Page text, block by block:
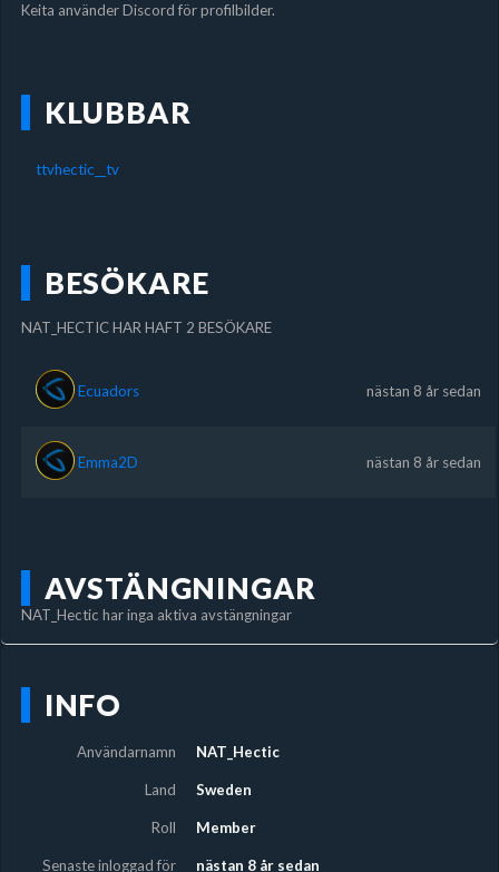
Keita använder Discord för profilbilder.
KLUBBAR
ttvhectic__tv
BESÖKARE
NAT_HECTIC HAR HAFT 2 BESÖKARE
Ecuadors nästan 8 år sedan
Emma2D nästan 8 år sedan
AVSTÄNGNINGAR
NAT_Hectic har inga aktiva avstängningar
INFO
Användarnamn NAT_Hectic
Land Sweden
Roll Member
Senaste inloggad för nästan 8 år sedan